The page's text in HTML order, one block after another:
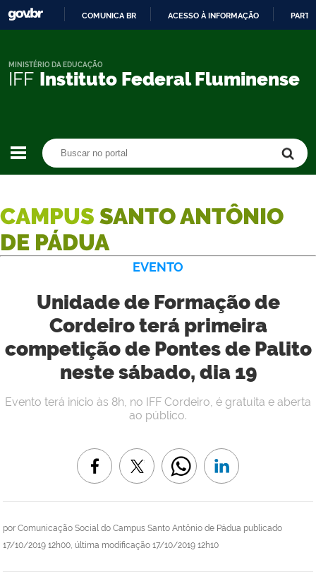
CONTEÚDO
COMUNICA BR ACESSO À INFORMAÇÃO
IFF Instituto Federal Fluminense
MINISTÉRIO DA EDUCAÇÃO
CAMPUS SANTO ANTÔNIO
DE PÁDUA
EVENTO
Unidade de Formação de
Cordeiro terá primeira
competição de Pontes de Palito
neste sábado, dia 19
por Comunicação Social do Campus Santo Antônio de Pádua publicado
17/10/2019 12h00, última modificação 17/10/2019 12h10
Evento terá início às 8h, no IFF Cordeiro, é gratuita e aberta
ao público.